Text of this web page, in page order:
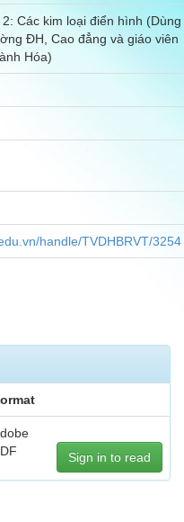
Các kim loại điển hình (Dùng
ĐH, Cao đẳng và giáo viên
Hóa)
handle/TVDHBRVT/3254
Sign in to read